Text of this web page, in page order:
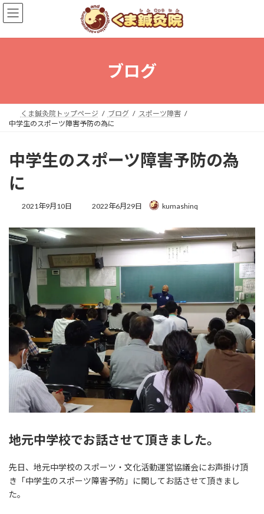
コ
ン
ン
ナ
ビ
ー
ブログ
くま鍼灸院トップページ ブログ
スポーツ障害
中学生のスポーツ障害予防の為に
中学生のスポーツ障害予防の為
に
2021年9月10日
最
日
時
:
2022年6月29日 kumashinq
地元中学校でお話させて頂きました。
先日、地元中学校のスポーツ・文化活動運営協議会にお声掛け頂
き「中学生のスポーツ障害予防」に関してお話させて頂きまし
た。